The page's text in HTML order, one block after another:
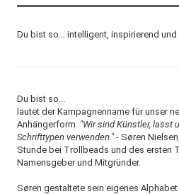
Du bist so… intelligent, inspirierend und
Du bist so...
lautet der Kampagnenname für unser
Anhängerform. "Wir sind Künstler, lasst
Schrifttypen verwenden."- Søren
Stunde bei Trollbeads und des ersten
Namensgeber und Mitgründer.
Søren gestaltete sein eigenes